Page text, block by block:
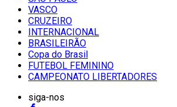
VASCO
CRUZEIRO
INTERNACIONAL
BRASILEIRÃO
Copa do Brasil
FUTEBOL FEMININO
CAMPEONATO LIBERTADORES
siga-nos